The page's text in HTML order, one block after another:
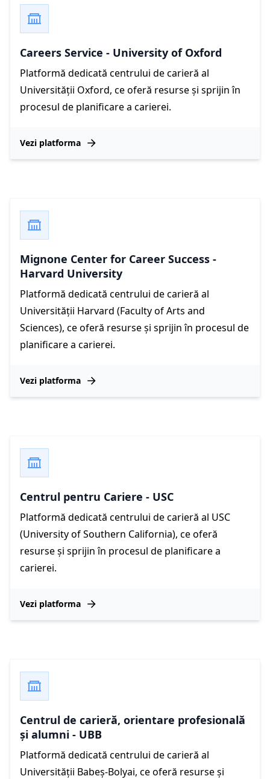
Careers Service - University of Oxford
Platformă dedicată centrului de carieră al
Universității Oxford, ce oferă resurse și sprijin în
procesul de planificare a carierei.
Vezi platforma
Mignone Center for Career Success -
Harvard University
Platformă dedicată centrului de carieră al
Universității Harvard (Faculty of Arts and
Sciences), ce oferă resurse și sprijin în procesul de
planificare a carierei.
Vezi platforma
Centrul pentru Cariere - USC
Platformă dedicată centrului de carieră al USC
(University of Southern California), ce oferă
resurse și sprijin în procesul de planificare a
carierei.
Vezi platforma
Centrul de carieră, orientare profesională
și alumni - UBB
Platformă dedicată centrului de carieră al
Universității Babeș-Bolyai, ce oferă resurse și